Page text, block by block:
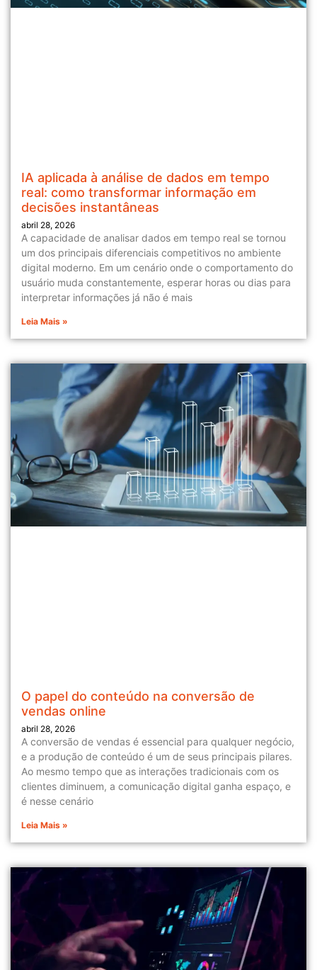
IA aplicada à análise de dados em tempo
real: como transformar informação em
decisões instantâneas
abril 28, 2026
A capacidade de analisar dados em tempo real se tornou
um dos principais diferenciais competitivos no ambiente
digital moderno. Em um cenário onde o comportamento do
usuário muda constantemente, esperar horas ou dias para
interpretar informações já não é mais
Leia Mais »
O papel do conteúdo na conversão de
vendas online
abril 28, 2026
A conversão de vendas é essencial para qualquer negócio,
e a produção de conteúdo é um de seus principais pilares.
Ao mesmo tempo que as interações tradicionais com os
clientes diminuem, a comunicação digital ganha espaço, e
é nesse cenário
Leia Mais »